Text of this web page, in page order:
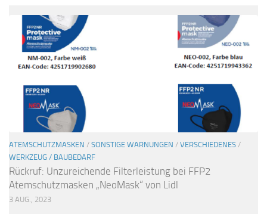
ATEMSCHUTZMASKEN / SONSTIGE WARNUNGEN / VERSCHIEDENES /
WERKZEUG / BAUBEDARF
Rückruf: Unzureichende Filterleistung bei FFP2
Atemschutzmasken „NeoMask“ von Lidl
3 AUG., 2023